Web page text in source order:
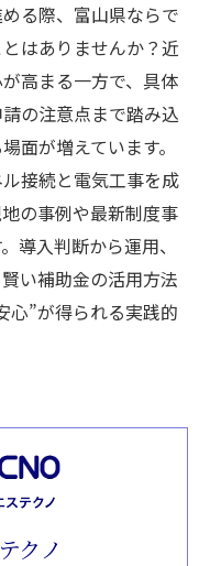
る際、富山県ならで
はありませんか？近
高まる一方で、具体
の注意点まで踏み込
面が増えています。
接続と電気工事を成
の事例や最新制度事
導入判断から運用、
い補助金の活用方法
心”が得られる実践的
クノ